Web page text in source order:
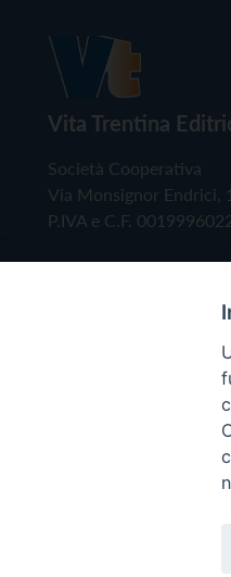
Vita Trentina
Società Cooperativa
Via Monsignor Endrici,
P.IVA e C.F.
Copyright © 2019